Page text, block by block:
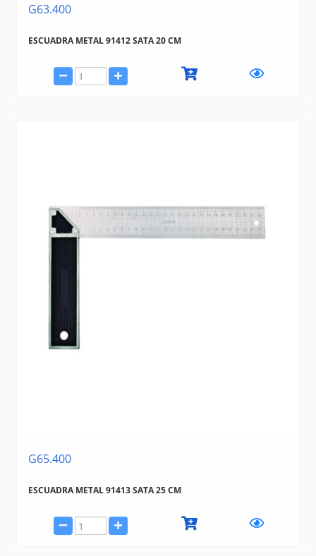
G63.400
ESCUADRA METAL 91412 SATA 20 CM
G65.400
ESCUADRA METAL 91413 SATA 25 CM